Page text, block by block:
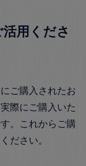
用くださ
ご購入されたお
際にご購入いた
。これからご購
ださい。